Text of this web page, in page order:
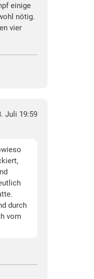
einige
nötig.
vier
Juli 19:59
durch
vom